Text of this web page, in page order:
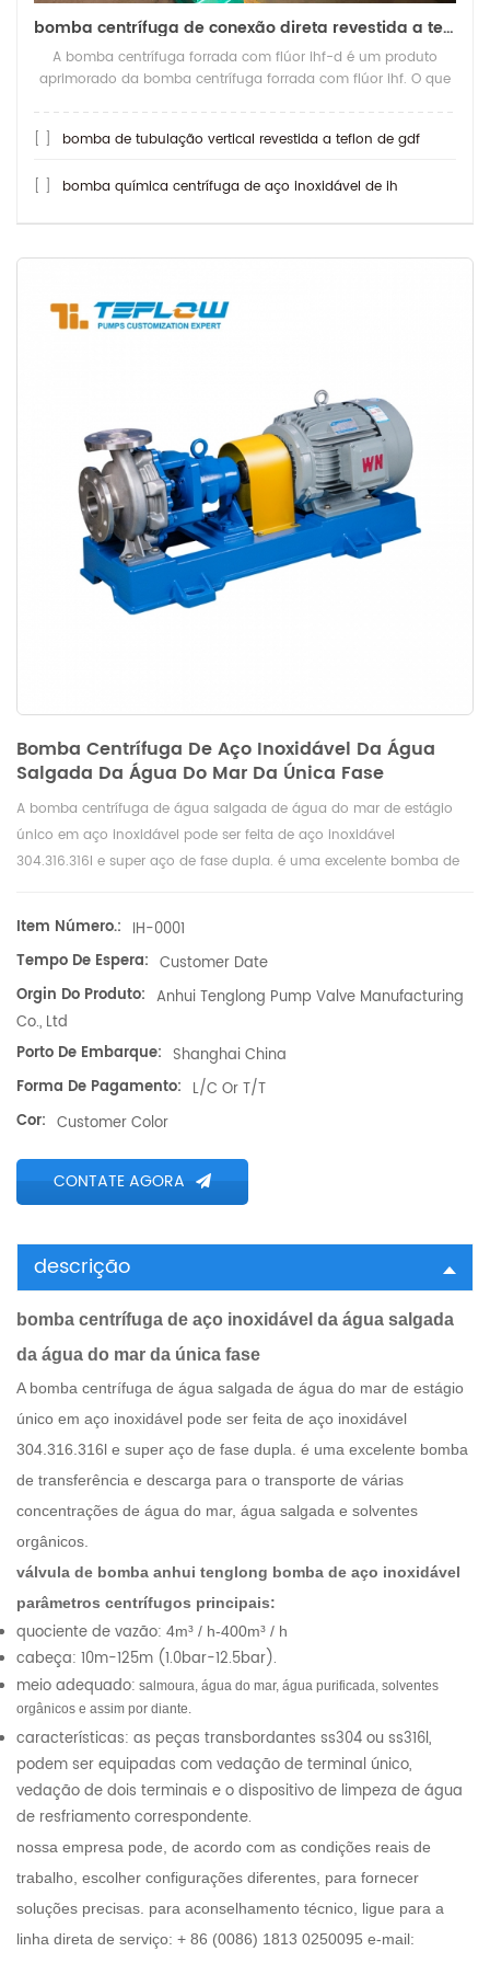
bomba centrífuga de conexão direta revestida a teflon ihf-d
A bomba centrífuga forrada com flúor ihf-d é um produto
aprimorado da bomba centrífuga forrada com flúor ihf. O que
bomba de tubulação vertical revestida a teflon de gdf
bomba química centrífuga de aço inoxidável de ih
Bomba Centrífuga De Aço Inoxidável Da Água
Salgada Da Água Do Mar Da Única Fase
A bomba centrífuga de água salgada de água do mar de estágio
único em aço inoxidável pode ser feita de aço inoxidável
304.316.316l e super aço de fase dupla. é uma excelente bomba de
de água do mar, água salgada e solventes orgânicos.
Item Número.: IH-0001
Tempo De Espera: Customer Date
Orgin Do Produto: Anhui Tenglong Pump Valve Manufacturing
Co., Ltd
Porto De Embarque: Shanghai China
Forma De Pagamento: L/C Or T/T
Cor: Customer Color
CONTATE AGORA
descrição
bomba centrífuga de aço inoxidável da água salgada
da água do mar da única fase
A bomba centrífuga de água salgada de água do mar de estágio
único em aço inoxidável pode ser feita de aço inoxidável
304.316.316l e super aço de fase dupla. é uma excelente bomba
de transferência e descarga para o transporte de várias
concentrações de água do mar, água salgada e solventes
orgânicos.
válvula de bomba anhui tenglong bomba de aço inoxidável
parâmetros centrífugos principais:
quociente de vazão: 4m³ / h-400m³ / h
cabeça: 10m-125m (1.0bar-12.5bar).
meio adequado: salmoura, água do mar, água purificada, solventes
orgânicos e assim por diante.
características: as peças transbordantes ss304 ou ss316l,
podem ser equipadas com vedação de terminal único,
vedação de dois terminais e o dispositivo de limpeza de água
de resfriamento correspondente.
nossa empresa pode, de acordo com as condições reais de
trabalho, escolher configurações diferentes, para fornecer
soluções precisas. para aconselhamento técnico, ligue para a
linha direta de serviço: + 86 (0086) 1813 0250095 e-mail: